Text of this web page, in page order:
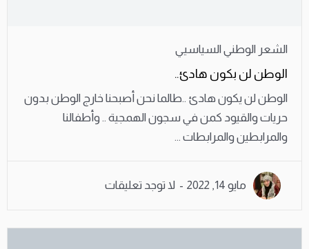
الشعر الوطني السياسيي
الوطن لن بكون هادئ..
الوطن لن يكون هادئ ..طالما نحن أصبحنا خارج الوطن بدون
حريات والقيود كمن في سجون الهمجية .. وأطفالنا
والمرابطين والمرابطات ...
مايو 14, 2022 لا توجد تعليقات